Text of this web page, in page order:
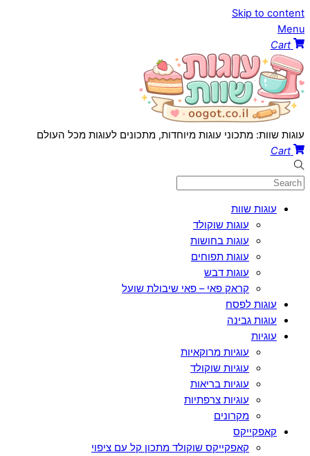
Skip to content
Menu
Cart
עוגות שוות: מתכוני עוגות מיוחדות, מתכונים לעוגות מכל העולם
Cart
עוגות שוות
עוגות שוקולד
עוגות בחושות
עוגות תפוחים
עוגות דבש
קראק פאי – פאי שיבולת שועל
עוגות לפסח
עוגות גבינה
עוגיות
עוגיות מרוקאיות
עוגיות שוקולד
עוגיות בריאות
עוגיות צרפתיות
מקרונים
קאפקייקס
קאפקייקס שוקולד מתכון קל עם ציפוי